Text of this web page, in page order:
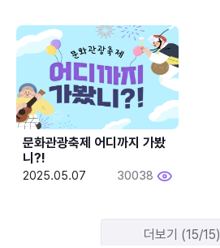
문화관광축제 어디까지 가봤
니?!
2025.05.07 30038
더보기 (15/15)